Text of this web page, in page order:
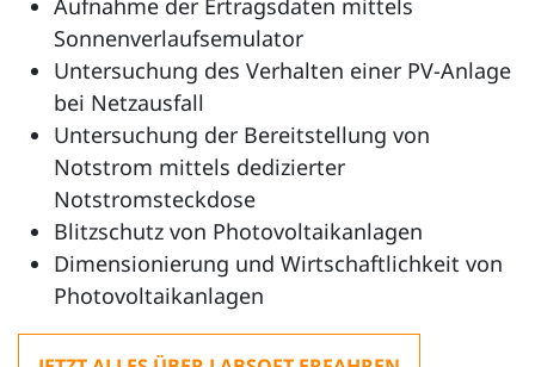
Aufnahme der Ertragsdaten mittels
Sonnenverlaufsemulator
Untersuchung des Verhalten einer PV-Anlage
bei Netzausfall
Untersuchung der Bereitstellung von
Notstrom mittels dedizierter
Notstromsteckdose
Blitzschutz von Photovoltaikanlagen
Dimensionierung und Wirtschaftlichkeit von
Photovoltaikanlagen